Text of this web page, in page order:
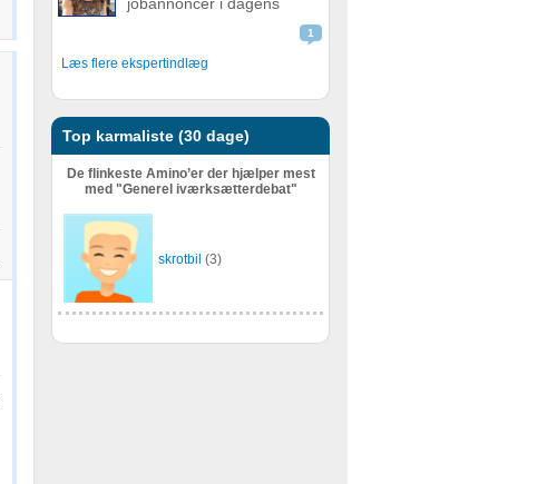
Camilla og Kasper. I dette
personlige og faglige
kompetencer. En
ikke ualmindeligt at find...
1
Læs flere ekspertindlæg
Top karmaliste (30 dage)
De flinkeste Amino’er der hjælper mest
med "Generel iværksætterdebat"
skrotbil (3)